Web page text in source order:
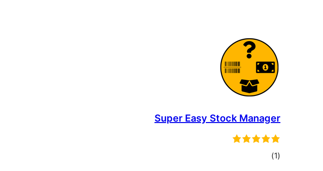
Super Easy Stock Manager
(1 مجموع)